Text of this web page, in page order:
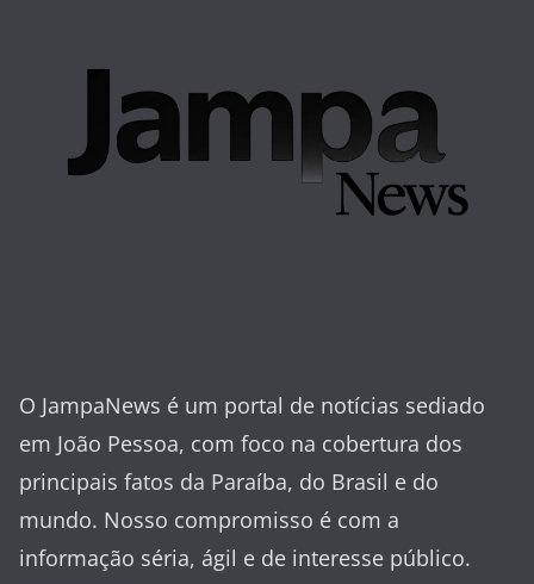
O JampaNews é um portal de notícias sediado
em João Pessoa, com foco na cobertura dos
principais fatos da Paraíba, do Brasil e do
mundo. Nosso compromisso é com a
informação séria, ágil e de interesse público.